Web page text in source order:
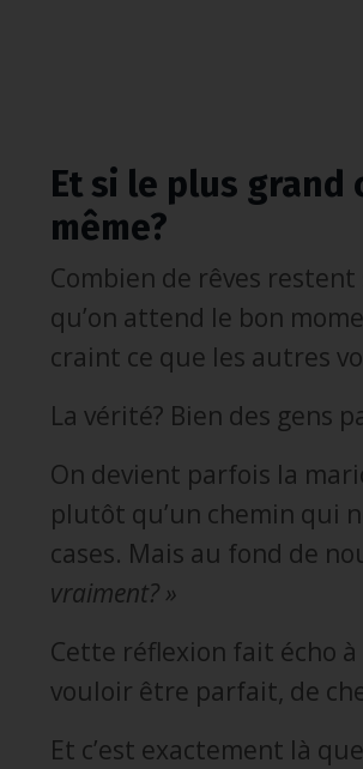
Et si le plus grand
même?
Combien de rêves
qu’on attend le bon
craint ce que les autres
La vérité? Bien des gens
On devient parfois la
plutôt qu’un chemin qui
cases. Mais au fond de
vraiment? »
Cette réflexion fait écho
vouloir être parfait, de
Et c’est exactement là